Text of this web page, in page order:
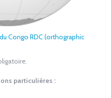
Congo RDC (orthographic
particulières :